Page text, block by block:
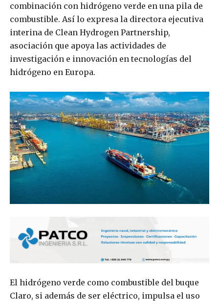
combinación con hidrógeno verde en una pila de
combustible. Así lo expresa la directora ejecutiva
interina de Clean Hydrogen Partnership,
asociación que apoya las actividades de
investigación e innovación en tecnologías del
hidrógeno en Europa.
El hidrógeno verde como combustible del buque
Claro, si además de ser eléctrico, impulsa el uso